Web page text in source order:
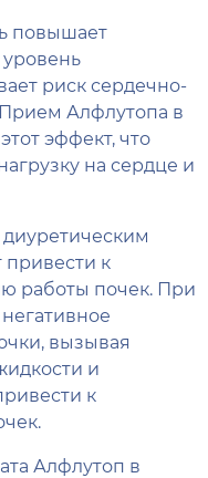
повышает
риск сердечно-
Алфлутопа в
эффект, что
на сердце и
диуретическим
к
работы почек. При
вызывая
и
к
Алфлутоп в